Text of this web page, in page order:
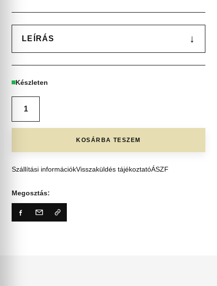
LEÍRÁS ↓
Készleten
KOSÁRBA TESZEM
Szállítási információkVisszaküldés tájékoztatóÁSZF
Megosztás: